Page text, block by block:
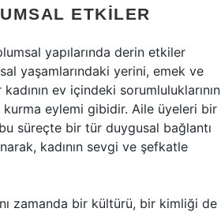
ETKILER
yapılarında derin etkiler
yaşamlarındaki yerini, emek ve
ev içindeki sorumluluklarının
kurma eylemi gibidir. Aile üyeleri bir
süreçte bir tür duygusal bağlantı
kadının sevgi ve şefkatle
zamanda bir kültürü, bir kimliği de